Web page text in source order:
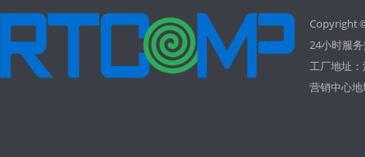
Copyright
24小时服
工厂地址
营销中心